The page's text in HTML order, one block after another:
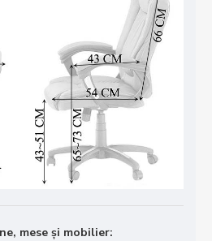
mese și mobilier: